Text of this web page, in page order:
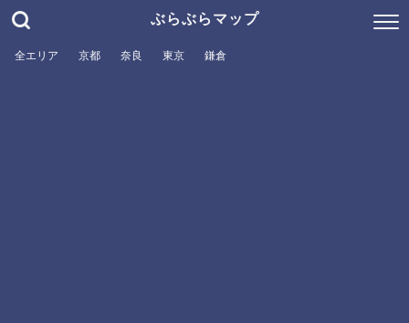
ぶらぶらマップ
全エリア 京都 奈良 東京 鎌倉